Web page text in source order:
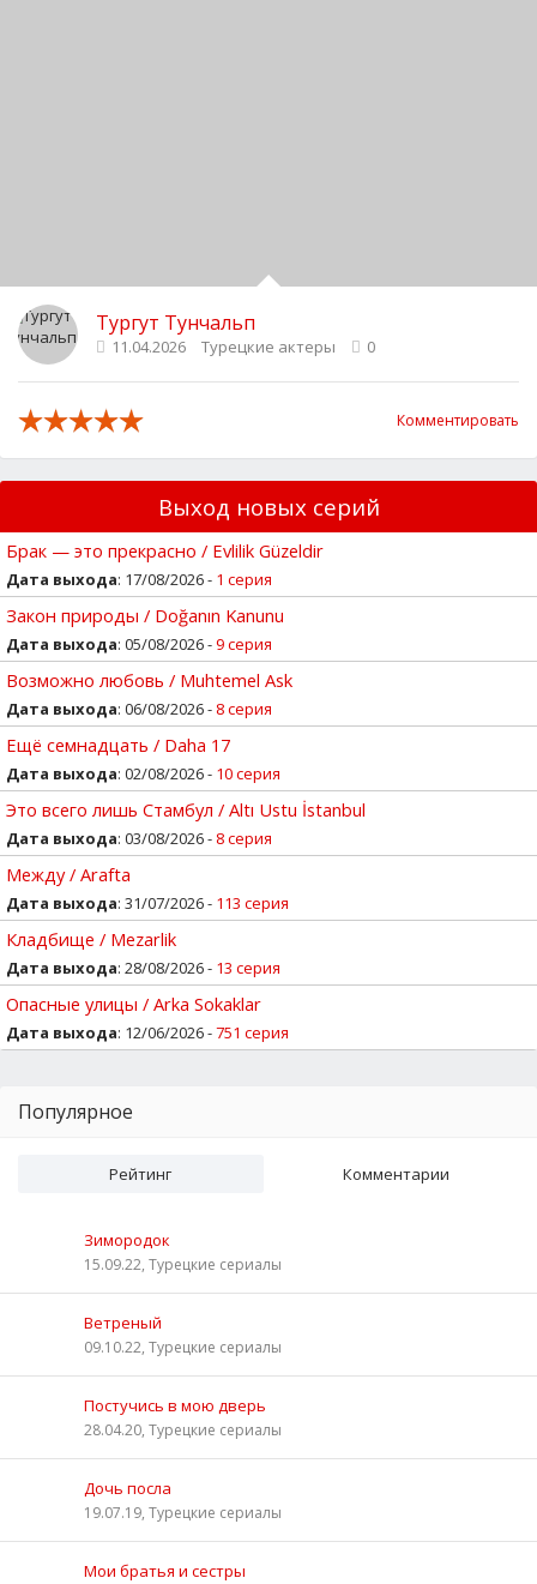
Тургут Тунчальп
11.04.2026 Турецкие актеры 0
Комментировать
Выход новых серий
Брак — это прекрасно / Evlilik Güzeldir
Дата выхода: 17/08/2026 - 1 серия
Закон природы / Doğanın Kanunu
Дата выхода: 05/08/2026 -9 серия
Возможно любовь / Muhtemel Ask
Дата выхода: 06/08/2026 - 8 серия
Ещё семнадцать / Daha 17
Дата выхода: 02/08/2026 - 10 серия
Это всего лишь Стамбул / Altı Ustu İstanbul
Дата выхода: 03/08/2026 - 8 серия
Между / Arafta
Дата выхода: 31/07/2026 - 113 серия
Кладбище / Mezarlik
Дата выхода: 28/08/2026 - 13 серия
Опасные улицы / Arka Sokaklar
Дата выхода: 12/06/2026 -751 серия
Популярное
Рейтинг Комментарии
Зимородок
15.09.22, Турецкие сериалы
Ветреный
09.10.22, Турецкие сериалы
Постучись в мою дверь
28.04.20, Турецкие сериалы
Дочь посла
19.07.19, Турецкие сериалы
Мои братья и сестры